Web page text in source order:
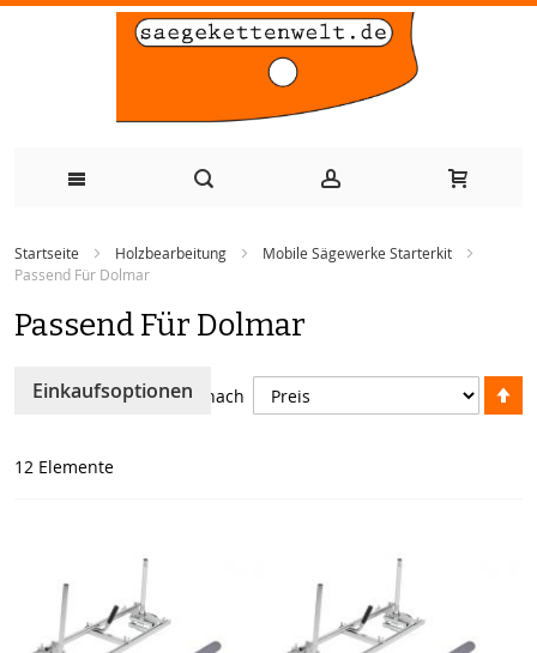
Inhalt
springen
Startseite Holzbearbeitung
Mobile Sägewerke Starterkit
Passend Für Dolmar
Passend Für Dolmar
12 Elemente
Sortieren nach
Einkaufsoptionen